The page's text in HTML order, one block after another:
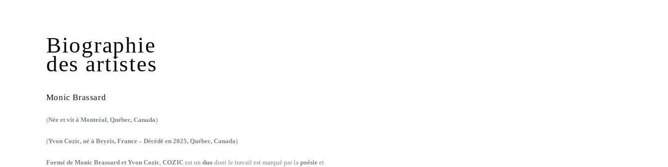
Biographie
des artistes
Monic Brassard
(Née et vit à Montréal, Québec, Canada)
(Yvon Cozic, né à Beyris, France – Décédé en 2025, Québec, Canada)
Formé de Monic Brassard et Yvon Cozic, COZICest un duo dont le travail est marqué par la poésieet